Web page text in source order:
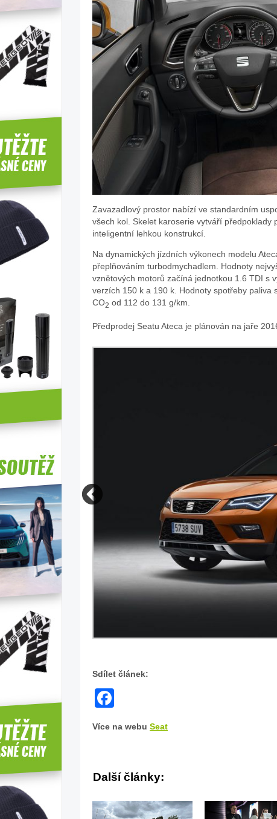
Zavazadlový prostor nabízí ve standardním
všech kol. Skelet karoserie vytváří předpoklady
inteligentní lehkou konstrukcí.
Na dynamických jízdních výkonech modelu
přeplňováním turbodmychadlem. Hodnoty
vznětových motorů začíná jednotkou 1.6 TDI s
verzích 150 k a 190 k. Hodnoty spotřeby
CO2 od 112 do 131 g/km.
Předprodej Seatu Ateca je plánován na jaře
Sdílet článek:
Více na webu Seat
Další články: